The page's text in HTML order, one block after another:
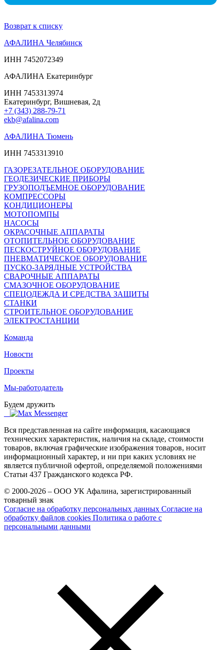
Возврат к списку
АФАЛИНА Челябинск
ИНН 7452072349
АФАЛИНА Екатеринбург
ИНН 7453313974
Екатеринбург, Вишневая, 2д
+7 (343) 288-79-71
ekb@afalina.com
АФАЛИНА Тюмень
ИНН 7453313910
ГАЗОРЕЗАТЕЛЬНОЕ ОБОРУДОВАНИЕ
ГЕОДЕЗИЧЕСКИЕ ПРИБОРЫ
ГРУЗОПОДЪЕМНОЕ ОБОРУДОВАНИЕ
КОМПРЕССОРЫ
КОНДИЦИОНЕРЫ
МОТОПОМПЫ
НАСОСЫ
ОКРАСОЧНЫЕ АППАРАТЫ
ОТОПИТЕЛЬНОЕ ОБОРУДОВАНИЕ
ПЕСКОСТРУЙНОЕ ОБОРУДОВАНИЕ
ПНЕВМАТИЧЕСКОЕ ОБОРУДОВАНИЕ
ПУСКО-ЗАРЯДНЫЕ УСТРОЙСТВА
СВАРОЧНЫЕ АППАРАТЫ
СМАЗОЧНОЕ ОБОРУДОВАНИЕ
СПЕЦОДЕЖДА И СРЕДСТВА ЗАЩИТЫ
СТАНКИ
СТРОИТЕЛЬНОЕ ОБОРУДОВАНИЕ
ЭЛЕКТРОСТАНЦИИ
Команда
Новости
Проекты
Мы-работодатель
Будем дружить
Вся представленная на сайте информация, касающаяся
технических характеристик, наличия на складе, стоимости
товаров, включая графические изображения товаров, носит
информационный характер, и ни при каких условиях не
является публичной офертой, определяемой положениями
Статьи 437 Гражданского кодекса РФ.
© 2000-2026 – ООО УК Афалина, зарегистрированный
товарный знак
Согласие на обработку персональных данных Согласие на
обработку файлов cookies Политика о работе с
персональными данными